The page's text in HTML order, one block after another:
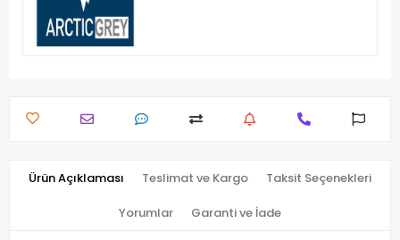
Ürün Açıklaması Teslimat ve Kargo Taksit Seçenekleri
Yorumlar Garanti ve İade